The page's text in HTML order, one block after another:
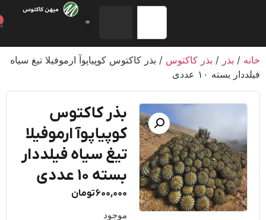
/بذر /بذر کاکتوس/ بذر کاکتوس کوپیاپوآ ارموفیلا تیغ سیاه
بسته ۱۰ عددی
بذر کاکتوس
کوپیاپوآ ارموفیلا
تیغ سیاه فیلددار
بسته ۱۰ عددی
600,000تومان
موجود